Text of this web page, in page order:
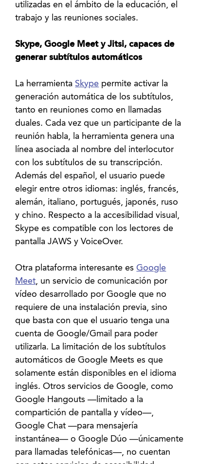
utilizadas en el ámbito de la educación, el
trabajo y las reuniones sociales.
Skype, Google Meet y Jitsi, capaces de
generar subtítulos automáticos
La herramienta Skype permite activar la
generación automática de los subtítulos,
tanto en reuniones como en llamadas
duales. Cada vez que un participante de la
reunión habla, la herramienta genera una
línea asociada al nombre del interlocutor
con los subtítulos de su transcripción.
Además del español, el usuario puede
elegir entre otros idiomas: inglés, francés,
alemán, italiano, portugués, japonés, ruso
y chino. Respecto a la accesibilidad visual,
Skype es compatible con los lectores de
pantalla JAWS y VoiceOver.
Otra plataforma interesante esGoogle
Meet, un servicio de comunicación por
vídeo desarrollado por Google que no
requiere de una instalación previa, sino
que basta con que el usuario tenga una
cuenta de Google/Gmail para poder
utilizarla. La limitación de los subtítulos
automáticos de Google Meets es que
solamente están disponibles en el idioma
inglés. Otros servicios de Google, como
Google Hangouts —limitado a la
compartición de pantalla y vídeo—,
Google Chat —para mensajería
instantánea— o Google Dúo —únicamente
para llamadas telefónicas—, no cuentan